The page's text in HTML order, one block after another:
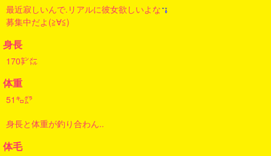
最近寂しいんで.リアルに彼女欲しいよな
募集中だよ(≧∀≦)
身長
170㌢㍍
体重
51㌔㌘
身長と体重が釣り合わん..
体毛